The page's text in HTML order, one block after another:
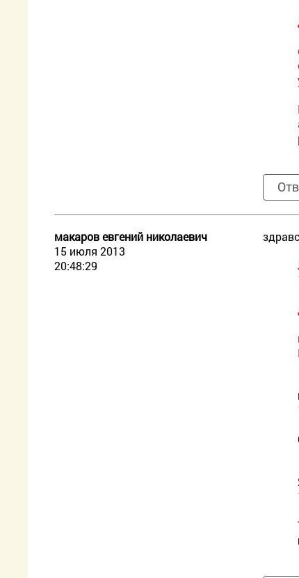
макаров евгений николаевич
15 июля 2013
20:48:29